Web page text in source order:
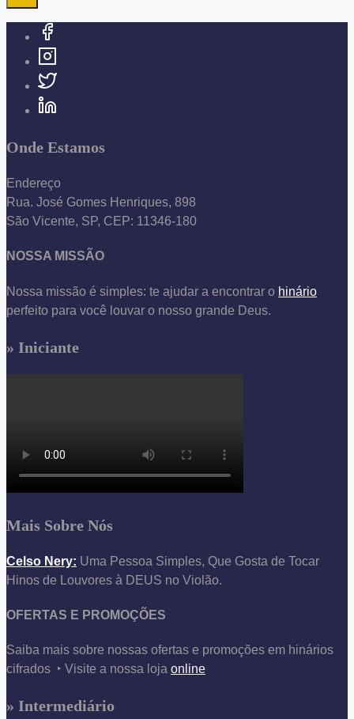
Onde Estamos
Endereço
Rua. José Gomes Henriques, 898
São Vicente, SP, CEP: 11346-180
NOSSA MISSÃO
Nossa missão é simples: te ajudar a encontrar o hinário
perfeito para você louvar o nosso grande Deus.
» Iniciante
Mais Sobre Nós
Celso Nery: Uma Pessoa Simples, Que Gosta de Tocar
Hinos de Louvores à DEUS no Violão.
OFERTAS E PROMOÇÕES
Saiba mais sobre nossas ofertas e promoções em hinários
cifrados ‣ Visite a nossa loja online
» Intermediário